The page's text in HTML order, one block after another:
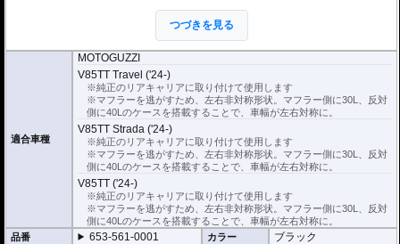
※こちらのサイドケースホルダーはLock it system機構は御座いません。
※ケースのラインナップはこちらからご確認ください
※サイドケースホルダー用アダプターはケースに付属しています。 詳細はこ
つづきを見る
適合車種
MOTOGUZZI
V85TT Travel ('24-)
※純正のリアキャリアに取り付けて使用します
※マフラーを逃がすため、左右非対称形状。マフラー側に30L、反対
側に40Lのケースを搭載することで、車幅が左右対称に。
V85TT Strada ('24-)
※純正のリアキャリアに取り付けて使用します
※マフラーを逃がすため、左右非対称形状。マフラー側に30L、反対
側に40Lのケースを搭載することで、車幅が左右対称に。
V85TT ('24-)
※純正のリアキャリアに取り付けて使用します
※マフラーを逃がすため、左右非対称形状。マフラー側に30L、反対
側に40Lのケースを搭載することで、車幅が左右対称に。
品番
653-561-0001 カラー ブラック